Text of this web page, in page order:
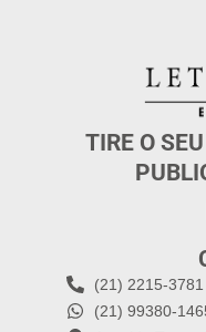
TIRE O
(21) 2215-
(21) 99380-